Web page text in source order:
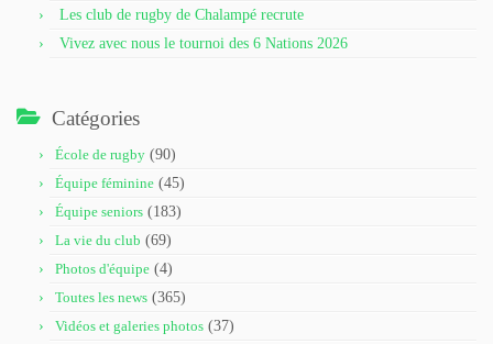
Les club de rugby de Chalampé recrute
Vivez avec nous le tournoi des 6 Nations 2026
Catégories
École de rugby (90)
Équipe féminine (45)
Équipe seniors (183)
La vie du club (69)
Photos d'équipe (4)
Toutes les news (365)
Vidéos et galeries photos (37)